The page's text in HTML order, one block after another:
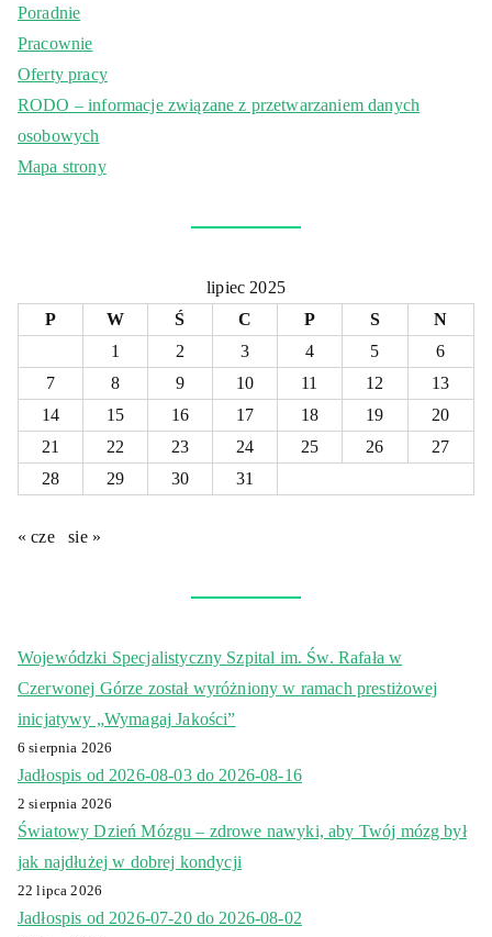
Poradnie
Pracownie
Oferty pracy
RODO – informacje związane z przetwarzaniem danych
osobowych
Mapa strony
lipiec 2025
P
W Ś C P S
N
1
2 3 4 5
6
7
8 9 10 11 12
13
14
15 16 17 18 19
20
21
22 23 24 25 26
27
28
29 30 31
« cze sie »
Wojewódzki Specjalistyczny Szpital im. Św. Rafała w
Czerwonej Górze został wyróżniony w ramach prestiżowej
inicjatywy „Wymagaj Jakości”
6 sierpnia 2026
Jadłospis od 2026-08-03 do 2026-08-16
2 sierpnia 2026
Światowy Dzień Mózgu – zdrowe nawyki, aby Twój mózg był
jak najdłużej w dobrej kondycji
22 lipca 2026
Jadłospis od 2026-07-20 do 2026-08-02